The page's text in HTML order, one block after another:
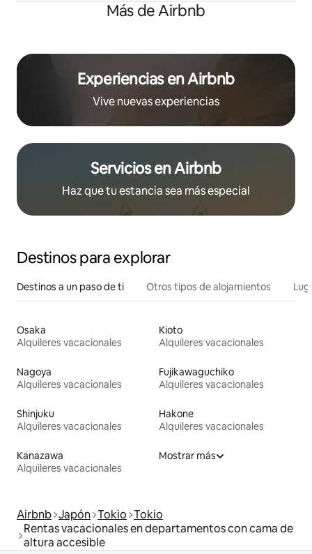
Más de Airbnb
Experiencias en Airbnb
Vive nuevas experiencias
Servicios en Airbnb
Haz que tu estancia sea más especial
Destinos para explorar
Destinos a un paso de ti Otros tipos de alojamientos
Osaka
Alquileres vacacionales
Kioto
Alquileres vacacionales
Nagoya
Alquileres vacacionales
Fujikawaguchiko
Alquileres vacacionales
Shinjuku
Alquileres vacacionales
Hakone
Alquileres vacacionales
Kanazawa
Alquileres vacacionales
Mostrar más
Airbnb Japón Tokio Tokio
Rentas vacacionales en departamentos con cama de
altura accesible